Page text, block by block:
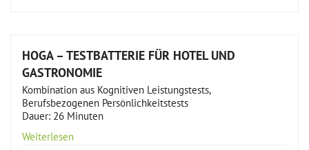
HOGA – TESTBATTERIE FÜR HOTEL UND
GASTRONOMIE
Kombination aus Kognitiven Leistungstests,
Berufsbezogenen Persönlichkeitstests
Dauer: 26 Minuten
Weiterlesen